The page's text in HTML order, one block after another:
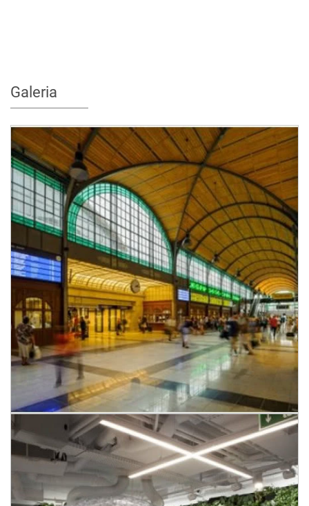
Galeria